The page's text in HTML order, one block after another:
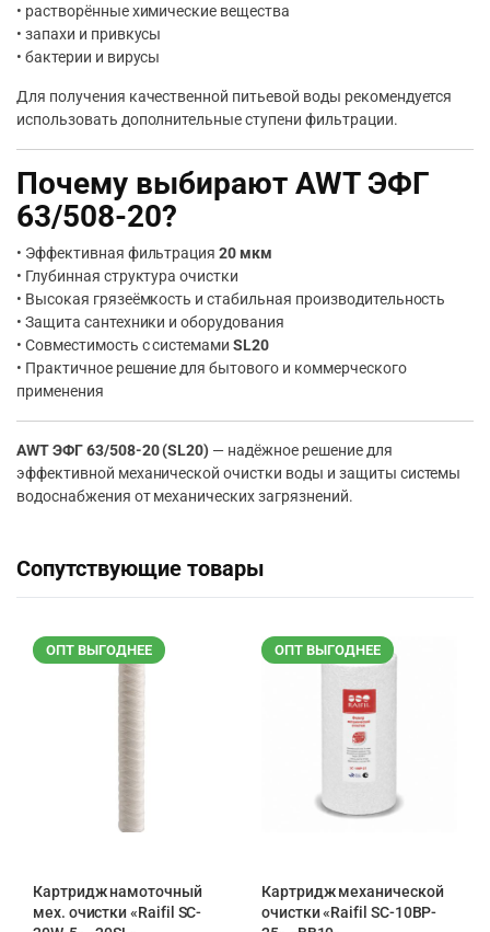
• растворённые химические вещества
• запахи и привкусы
• бактерии и вирусы
Для получения качественной питьевой воды рекомендуется
использовать дополнительные ступени фильтрации.
Почему выбирают AWT ЭФГ
63/508-20?
• Эффективная фильтрация20 мкм
• Глубинная структура очистки
• Высокая грязеёмкость и стабильная производительность
• Защита сантехники и оборудования
• Совместимость с системамиSL20
• Практичное решение для бытового и коммерческого
применения
AWT ЭФГ 63/508-20 (SL20) — надёжное решение для
эффективной механической очистки воды и защиты системы
водоснабжения от механических загрязнений.
Сопутствующие товары
ОПТ ВЫГОДНЕЕ
Картридж намоточный
мех. очистки «Raifil SC-
ОПТ ВЫГОДНЕЕ
Картридж механической
очистки «Raifil SC-10BP-